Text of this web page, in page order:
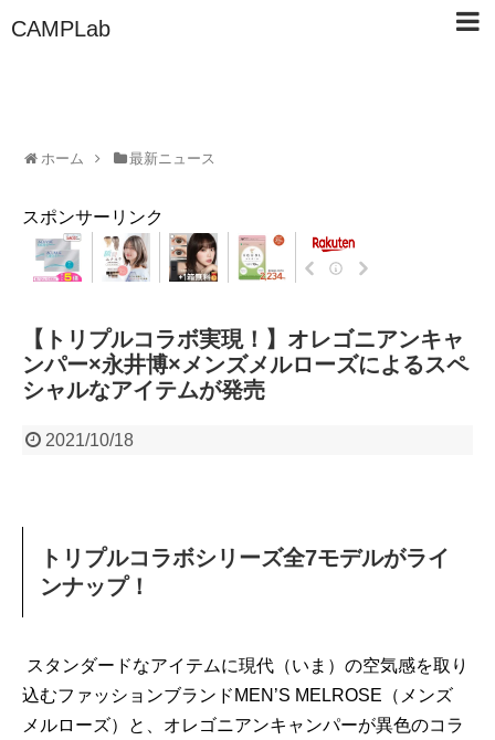
CAMPLab
ホーム 最新ニュース
スポンサーリンク
【トリプルコラボ実現！】オレゴニアンキャ
ンパー×永井博×メンズメルローズによるスペ
シャルなアイテムが発売
2021/10/18
トリプルコラボシリーズ全7モデルがライ
ンナップ！
スタンダードなアイテムに現代（いま）の空気感を取り
込むファッションブランドMEN’S MELROSE（メンズ
メルローズ）と、オレゴニアンキャンパーが異色のコラ